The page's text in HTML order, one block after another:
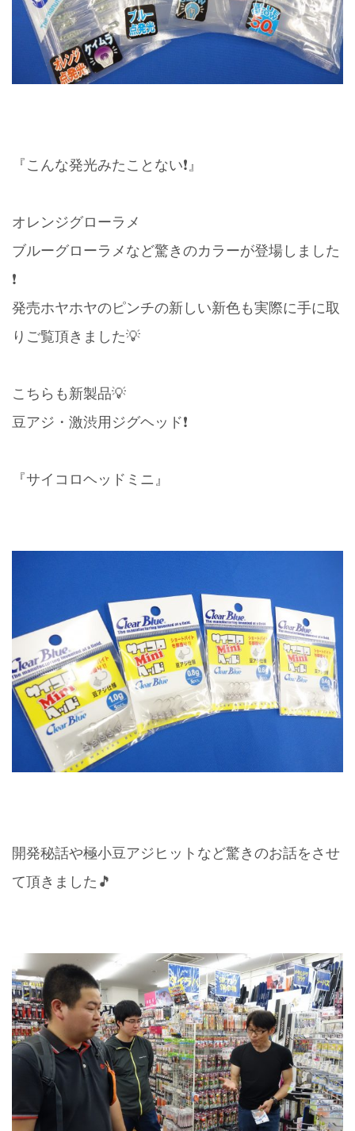
『こんな発光みたことない❗️』
オレンジグローラメ
ブルーグローラメなど驚きのカラーが登場しました
❗️
発売ホヤホヤのピンチの新しい新色も実際に手に取
りご覧頂きました💡
こちらも新製品💡
豆アジ・激渋用ジグヘッド❗️
『サイコロヘッドミニ』
開発秘話や極小豆アジヒットなど驚きのお話をさせ
て頂きました🎵